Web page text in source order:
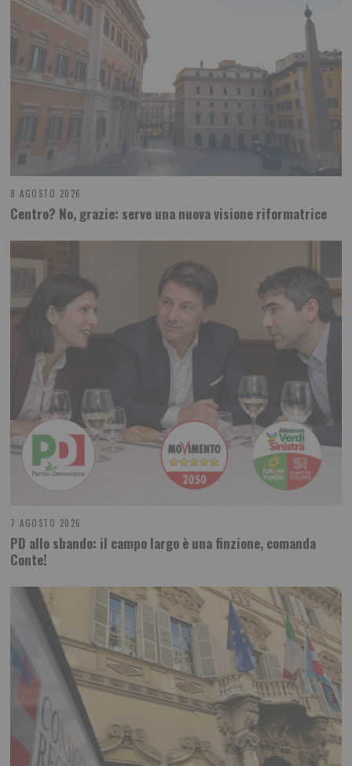
8 AGOSTO 2026
Centro? No, grazie: serve una nuova visione riformatrice
7 AGOSTO 2026
PD allo sbando: il campo largo è una finzione, comanda
Conte!